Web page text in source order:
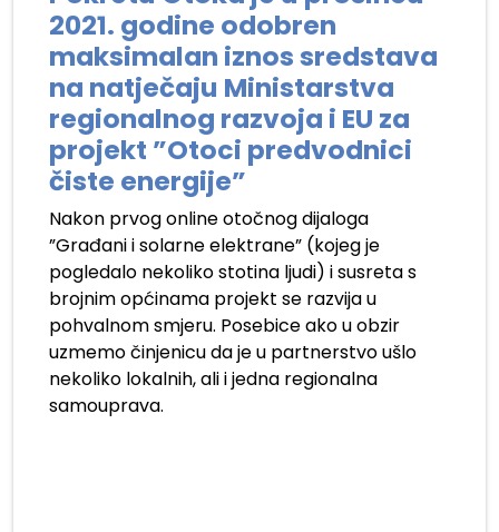
2021. godine odobren
maksimalan iznos sredstava
na natječaju Ministarstva
regionalnog razvoja i EU za
projekt ”Otoci predvodnici
čiste energije”
Nakon prvog online otočnog dijaloga
”Građani i solarne elektrane” (kojeg je
pogledalo nekoliko stotina ljudi) i susreta s
brojnim općinama projekt se razvija u
pohvalnom smjeru. Posebice ako u obzir
uzmemo činjenicu da je u partnerstvo ušlo
nekoliko lokalnih, ali i jedna regionalna
samouprava.